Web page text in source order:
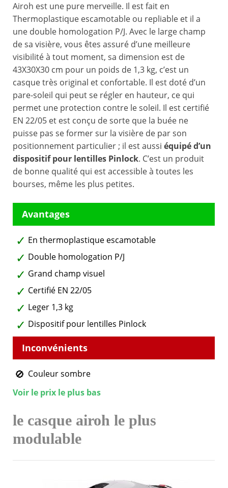
Airoh est une pure merveille. Il est fait en
Thermoplastique escamotable ou repliable et il a
une double homologation P/J. Avec le large champ
de sa visière, vous êtes assuré d’une meilleure
visibilité à tout moment, sa dimension est de
43X30X30 cm pour un poids de 1,3 kg, c’est un
casque très original et confortable. Il est doté d’un
pare-soleil qui peut se régler en hauteur, ce qui
permet une protection contre le soleil. Il est certifié
EN 22/05 et est conçu de sorte que la buée ne
puisse pas se former sur la visière de par son
positionnement particulier ; il est aussi équipé d’un
dispositif pour lentilles Pinlock. C’est un produit
de bonne qualité qui est accessible à toutes les
bourses, même les plus petites.
En thermoplastique escamotable
Double homologation P/J
Grand champ visuel
Certifié EN 22/05
Leger 1,3 kg
Dispositif pour lentilles Pinlock
Couleur sombre
Voir le prix le plus bas
le casque airoh le plus
modulable